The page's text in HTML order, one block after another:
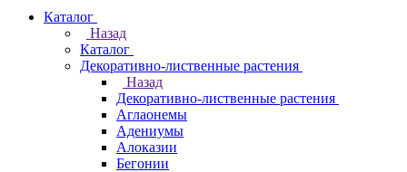
Каталог
Назад
Каталог
Декоративно-лиственные растения
Назад
Декоративно-лиственные растения
Аглаонемы
Адениумы
Алоказии
Бегонии